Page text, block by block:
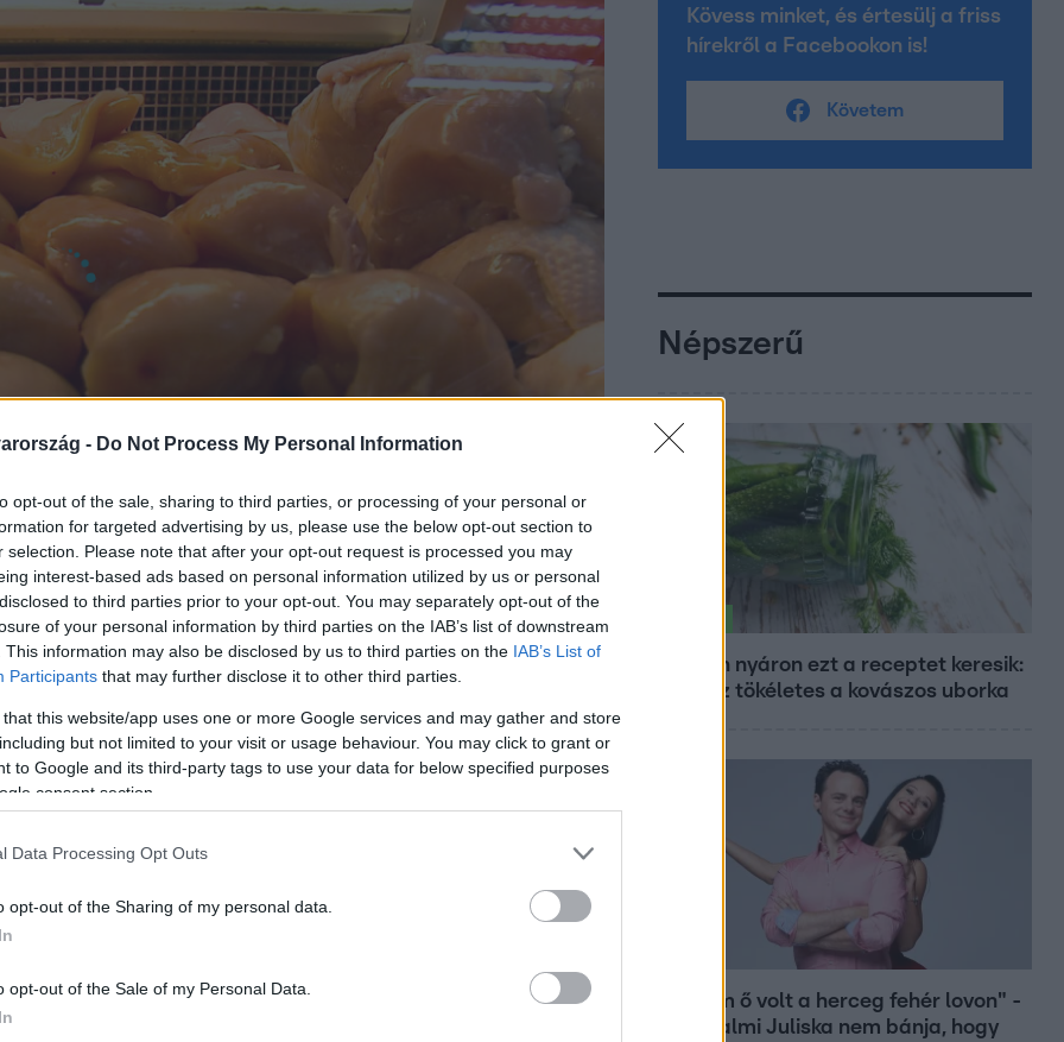
- Do Not Process My Personal Information
opt-out of the sale, sharing to third parties, or processing of your personal or
for targeted advertising by us, please use the below opt-out section to
selection. Please note that after your opt-out request is processed you may
interest-based ads based on personal information utilized by us or personal
to third parties prior to your opt-out. You may separately opt-out of the
of your personal information by third parties on the IAB’s list of downstream
This information may also be disclosed by us to third parties on the IAB’s List of
Participants that may further disclose it to other third parties.
that this website/app uses one or more Google services and may gather and store
but not limited to your visit or usage behaviour. You may click to grant or
to Google and its third-party tags to use your data for below specified purposes
consent section.
Data Processing Opt Outs
opt-out of the Sharing of my personal data.
opt-out of the Sale of my Personal Data.
Link másolása
a csirkecomb, a rétesliszt és a
az árstop miatti veszteségeiket is a
árában mutatkozik meg. Az Eurostat
egyik legnagyobb az élelmiszer-
Kövess minket, és értesülj a friss
hírekről a Facebookon is!
Követem
Népszerű
Minden nyáron ezt a receptet keresik:
így lesz tökéletes a kovászos uborka
"Nekem ő volt a herceg fehér lovon" -
Széphalmi Juliska nem bánja, hogy